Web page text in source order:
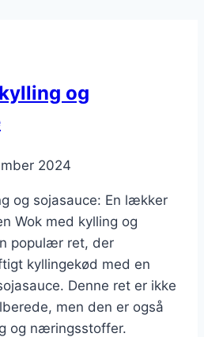
og
2024
og sojasauce: En lækker
Wok med kylling og
populær ret, der
kyllingekød med en
Denne ret er ikke
men den er også
og næringsstoffer.